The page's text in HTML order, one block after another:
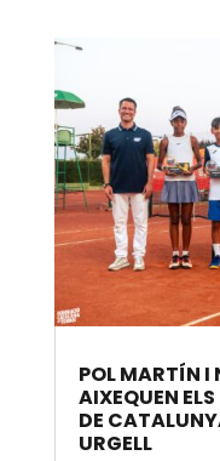
POL MARTÍN I
AIXEQUEN
DE
URGELL